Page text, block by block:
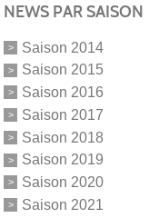
NEWS PAR SAISON
Saison 2014
Saison 2015
Saison 2016
Saison 2017
Saison 2018
Saison 2019
Saison 2020
Saison 2021